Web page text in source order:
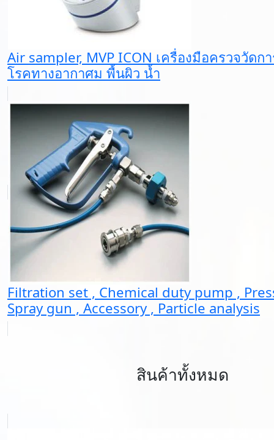
Air sampler, MVP ICON เครื่องมือครวจวัดก
โรคทางอากาศม พื้นผิว น้ำ
Filtration set , Chemical duty pump ,
Spray gun , Accessory , Particle analysis
สินค้าทั้งหมด